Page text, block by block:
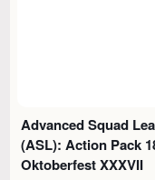
Advanced Squad
(ASL): Action Pack
Oktoberfest XXXVII